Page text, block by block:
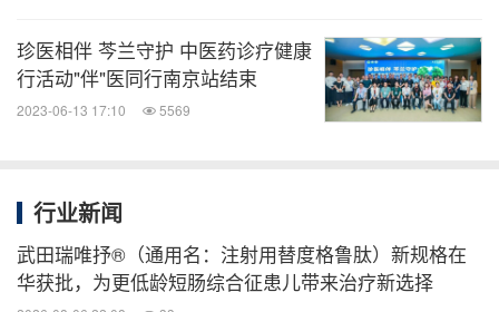
会议的成功举办，不仅展示了我国中医药产业发展取
得的巨大成就，为中医药传统文化的传承和创新发展
提供了新的方向和思路。
家医保药品谈判是党中央、国务院部署的重大任务，
对于提高参保人员用药保障水平，促进临床技术进步
具有重要意义。国家谈判药由国家选定品种集中组织
珍医相伴 芩兰守护 中医药诊疗健康
行活动"伴"医同行南京站结束
2023-06-13 17:10 5569
行业新闻
武田瑞唯抒®（通用名：注射用替度格鲁肽）新规格在
华获批，为更低龄短肠综合征患儿带来治疗新选择